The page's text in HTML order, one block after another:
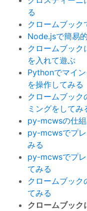
る
クロームブック
Node.jsで簡易
クロームブック
を入れて遊ぶ
Pythonでマイ
を操作してみる
クロームブック
ミングをしてみ
py-mcwsの仕組
py-mcwsでプ
みる
py-mcwsでプ
てみる
クロームブッ
てみる
クロームブック